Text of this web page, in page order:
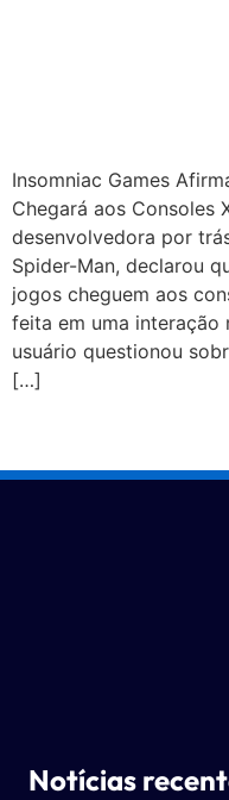
Insomniac Games
Chegará aos Consoles
desenvolvedora por
Spider-Man, declarou
jogos cheguem aos
feita em uma interação
usuário questionou
[…]
Notícias